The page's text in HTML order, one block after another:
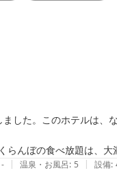
した。このホテルは、
んぼの食べ放題は、大
- | 温泉・お風呂: 5 | 設備: